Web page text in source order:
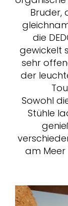
Bruder,
die
gewickelt
sehr
der
Sowohl
Stühle
am Meer